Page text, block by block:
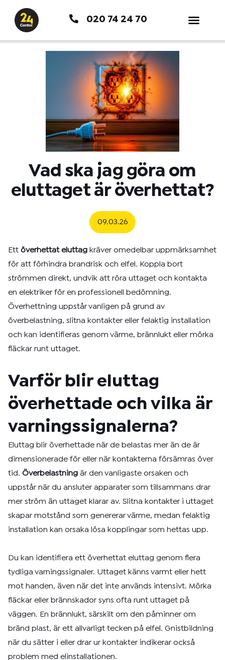
innehåll
020 74 24 70
Vad ska jag göra om
eluttaget är överhettat?
09.03.26
Ett överhettat eluttag kräver omedelbar uppmärksamhet
för att förhindra brandrisk och elfel. Koppla bort
strömmen direkt, undvik att röra uttaget och kontakta
en elektriker för en professionell bedömning.
Överhettning uppstår vanligen på grund av
överbelastning, slitna kontakter eller felaktig installation
och kan identifieras genom värme, brännlukt eller mörka
fläckar runt uttaget.
Varför blir eluttag
överhettade och vilka är
varningssignalerna?
Eluttag blir överhettade när de belastas mer än de är
dimensionerade för eller när kontakterna försämras över
tid. Överbelastning är den vanligaste orsaken och
uppstår när du ansluter apparater som tillsammans drar
mer ström än uttaget klarar av. Slitna kontakter i uttaget
skapar motstånd som genererar värme, medan felaktig
installation kan orsaka lösa kopplingar som hettas upp.
Du kan identifiera ett överhettat eluttag genom flera
tydliga varningssignaler. Uttaget känns varmt eller hett
mot handen, även när det inte används intensivt. Mörka
fläckar eller brännskador syns ofta runt uttaget på
väggen. En brännlukt, särskilt om den påminner om
bränd plast, är ett allvarligt tecken på elfel. Gnistbildning
när du sätter i eller drar ur kontakter indikerar också
problem med elinstallationen.